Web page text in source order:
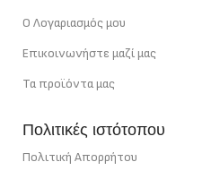
Ο Λογαριασμός μου
Επικοινωνήστε μαζί μας
Τα προϊόντα μας
Πολιτικές ιστότοπου
Πολιτική Απορρήτου